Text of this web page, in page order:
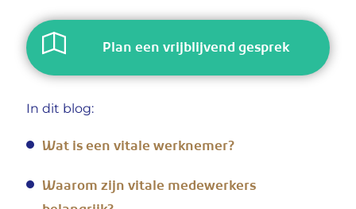
Plan een vrijblijvend gesprek
In dit blog:
Wat is een vitale werknemer?
Waarom zijn vitale medewerkers